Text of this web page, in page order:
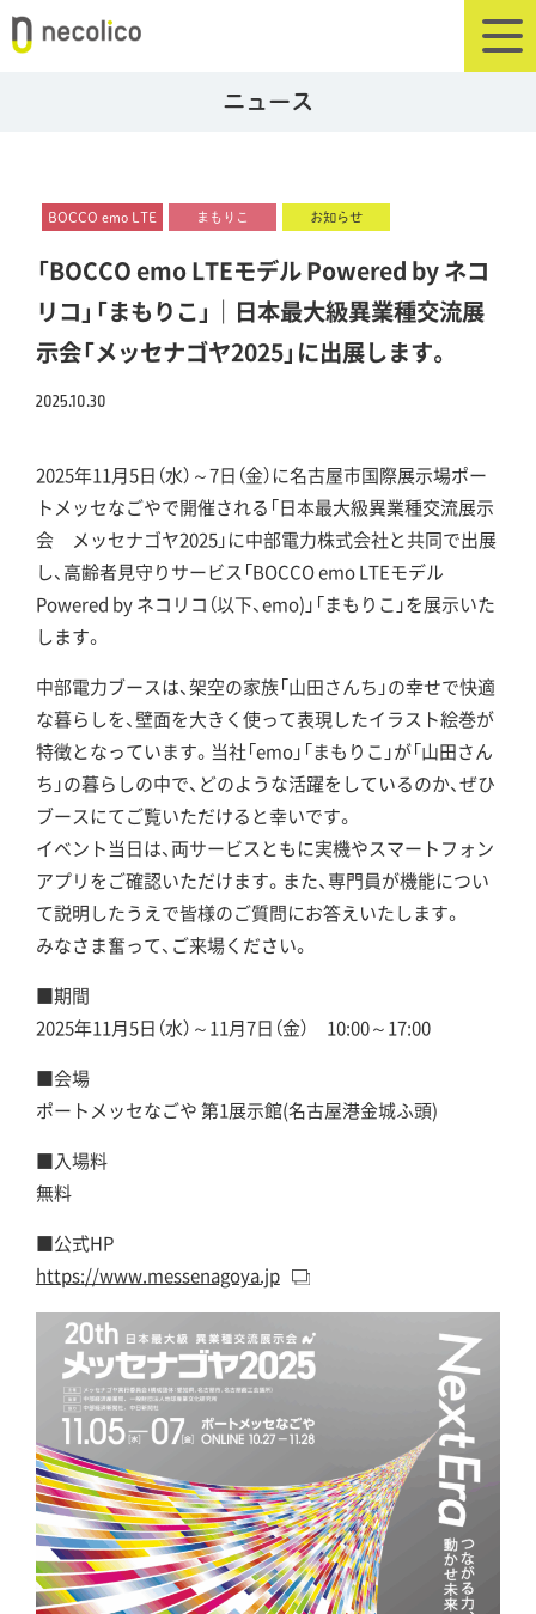
ニュース
BOCCO emo LTE まもりこ お知らせ
「BOCCO emo LTEモデル Powered by ネコ
リコ」「まもりこ」｜日本最大級異業種交流展
示会「メッセナゴヤ2025」に出展します。
2025.10.30
2025年11月5日（水）～7日（金）に名古屋市国際展示場ポー
トメッセなごやで開催される「日本最大級異業種交流展示
会 メッセナゴヤ2025」に中部電力株式会社と共同で出展
し、高齢者見守りサービス「BOCCO emo LTEモデル
Powered by ネコリコ（以下、emo)」「まもりこ」を展示いた
します。
中部電力ブースは、架空の家族「山田さんち」の幸せで快適
な暮らしを、壁面を大きく使って表現したイラスト絵巻が
特徴となっています。当社「emo」「まもりこ」が「山田さん
ち」の暮らしの中で、どのような活躍をしているのか、ぜひ
ブースにてご覧いただけると幸いです。
イベント当日は、両サービスともに実機やスマートフォン
アプリをご確認いただけます。また、専門員が機能につい
て説明したうえで皆様のご質問にお答えいたします。
みなさま奮って、ご来場ください。
■期間
2025年11月5日（水）～11月7日（金） 10:00～17:00
■会場
ポートメッセなごや 第1展示館(名古屋港金城ふ頭)
■入場料
無料
■公式HP
https://www.messenagoya.jp